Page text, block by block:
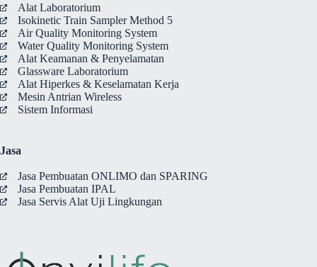
Alat Laboratorium
Isokinetic Train Sampler Method 5
Air Quality Monitoring System
Water Quality Monitoring System
Alat Keamanan & Penyelamatan
Glassware Laboratorium
Alat Hiperkes & Keselamatan Kerja
Mesin Antrian Wireless
Sistem Informasi
Jasa
Jasa Pembuatan ONLIMO dan SPARING
Jasa Pembuatan IPAL
Jasa Servis Alat Uji Lingkungan